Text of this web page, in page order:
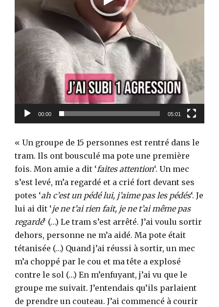
o
00:00 05:01
« Un groupe de 15 personnes est rentré dans le
tram. Ils ont bousculé ma pote une première
fois. Mon amie a dit ‘faites attention‘. Un mec
s’est levé, m’a regardé et a crié fort devant ses
potes ‘ah c’est un pédé lui, j’aime pas les pédés‘. Je
lui ai dit ‘je ne t’ai rien fait, je ne t’ai même pas
regardé‘ (…) Le tram s’est arrêté. J’ai voulu sortir
dehors, personne ne m’a aidé. Ma pote était
tétanisée (…) Quand j’ai réussi à sortir, un mec
m’a choppé par le cou et ma tête a explosé
contre le sol (…) En m’enfuyant, j’ai vu que le
groupe me suivait. J’entendais qu’ils parlaient
de prendre un couteau. J’ai commencé à courir